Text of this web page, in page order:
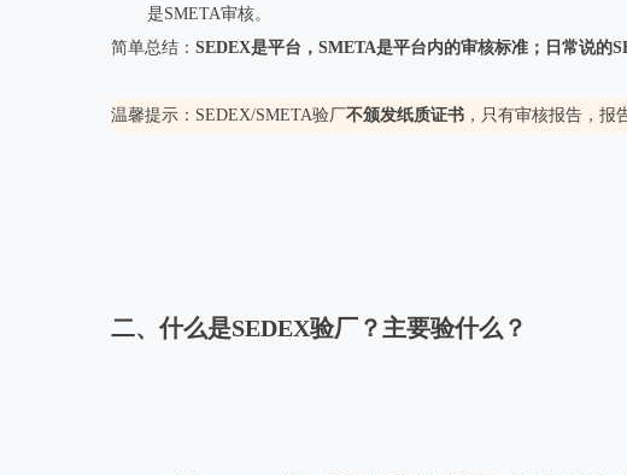
是SMETA审核。
简单总结： SEDEX是平台，SMETA是平台内的审核标准；日常说的
温馨提示：SEDEX/SMETA验厂不颁发纸质证书 ，只有审核报告，报
二、什么是SEDEX验厂？主要验什么？